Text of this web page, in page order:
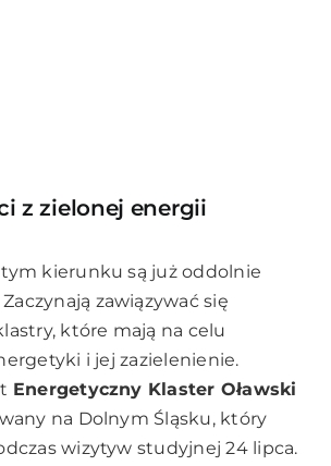
z zielonej energii
kierunku są już oddolnie
zawiązywać się
które mają na celu
i jej zazielenienie.
Energetyczny Klaster Oławski
na Dolnym Śląsku, który
wizytyw studyjnej 24 lipca.